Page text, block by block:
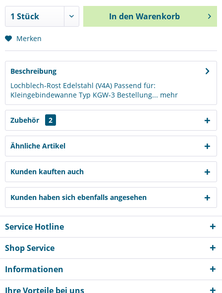
In den Warenkorb
Merken
Beschreibung
Lochblech-Rost Edelstahl (V4A) Passend für:
Kleingebindewanne Typ KGW-3 Bestellung... mehr
Zubehör 2
Ähnliche Artikel
Kunden kauften auch
Kunden haben sich ebenfalls angesehen
Service Hotline
Shop Service
Informationen
Ihre Vorteile bei uns